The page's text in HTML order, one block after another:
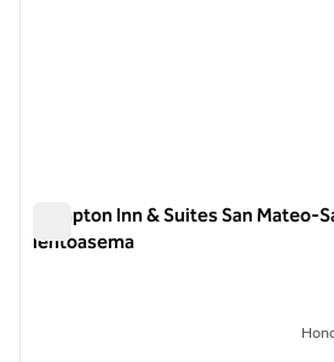
Hampton Inn & Suites San Mateo-
lentoasema